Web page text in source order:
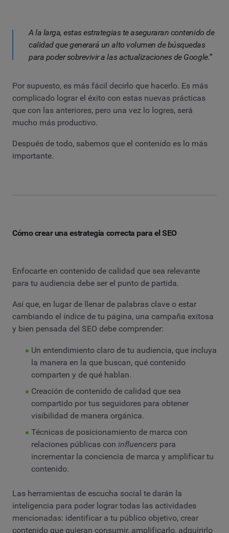
A la larga, estas estrategias te aseguraran contenido de
calidad que generará un alto volumen de búsquedas
para poder sobrevivir a las actualizaciones de Google.”
Por supuesto, es más fácil decirlo que hacerlo. Es más
complicado lograr el éxito con estas nuevas prácticas
que con las anteriores, pero una vez lo logres, será
mucho más productivo.
Después de todo, sabemos que el contenido es lo más
importante.
Cómo crear una estrategia correcta para el SEO
Enfocarte en contenido de calidad que sea relevante
para tu audiencia debe ser el punto de partida.
Así que, en lugar de llenar de palabras clave o estar
cambiando el índice de tu página, una campaña exitosa
y bien pensada del SEO debe comprender:
Un entendimiento claro de tu audiencia, que incluya
la manera en la que buscan, qué contenido
comparten y de qué hablan.
Creación de contenido de calidad que sea
compartido por tus seguidores para obtener
visibilidad de manera orgánica.
Técnicas de posicionamiento de marca con
relaciones públicas con influencers para
incrementar la conciencia de marca y amplificar tu
contenido.
Las herramientas de escucha social te darán la
inteligencia para poder lograr todas las actividades
mencionadas: identificar a tu público objetivo, crear
contenido que quieran consumir, amplificarlo, adquirirlo